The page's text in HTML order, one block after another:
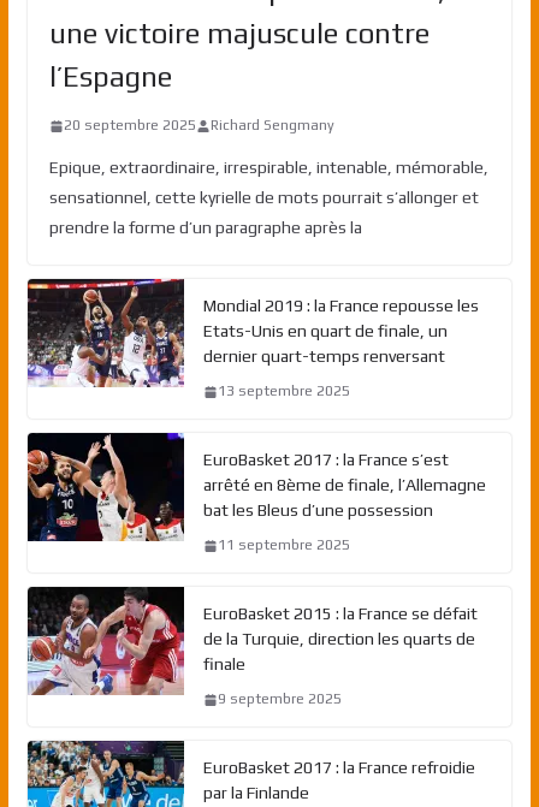
une victoire majuscule contre
l’Espagne
20 septembre 2025 Richard Sengmany
Epique, extraordinaire, irrespirable, intenable, mémorable,
sensationnel, cette kyrielle de mots pourrait s’allonger et
prendre la forme d’un paragraphe après la
Mondial 2019 : la France repousse les
Etats-Unis en quart de finale, un
dernier quart-temps renversant
13 septembre 2025
EuroBasket 2017 : la France s’est
arrêté en 8ème de finale, l’Allemagne
bat les Bleus d’une possession
11 septembre 2025
EuroBasket 2015 : la France se défait
de la Turquie, direction les quarts de
finale
9 septembre 2025
EuroBasket 2017 : la France refroidie
par la Finlande